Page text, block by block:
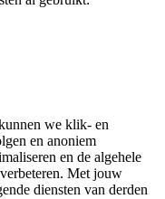
we klik- en
en anoniem
en de algehele
Met jouw
diensten van derden